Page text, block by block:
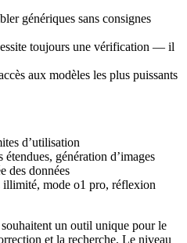
génériques sans consignes
toujours une vérification — il
aux modèles les plus puissants
d’utilisation
génération d’images
des données
mode o1 pro, réflexion
un outil unique pour le
et la recherche. Le niveau